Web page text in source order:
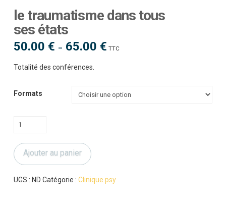
le traumatisme dans tous
ses états
50.00 € – 65.00 €Plage
de
TTC
Totalité des conférences.
Formats
quantité
le
traumatisme
dans
tous
Ajouter au panier
UGS : ND Catégorie : Clinique psy